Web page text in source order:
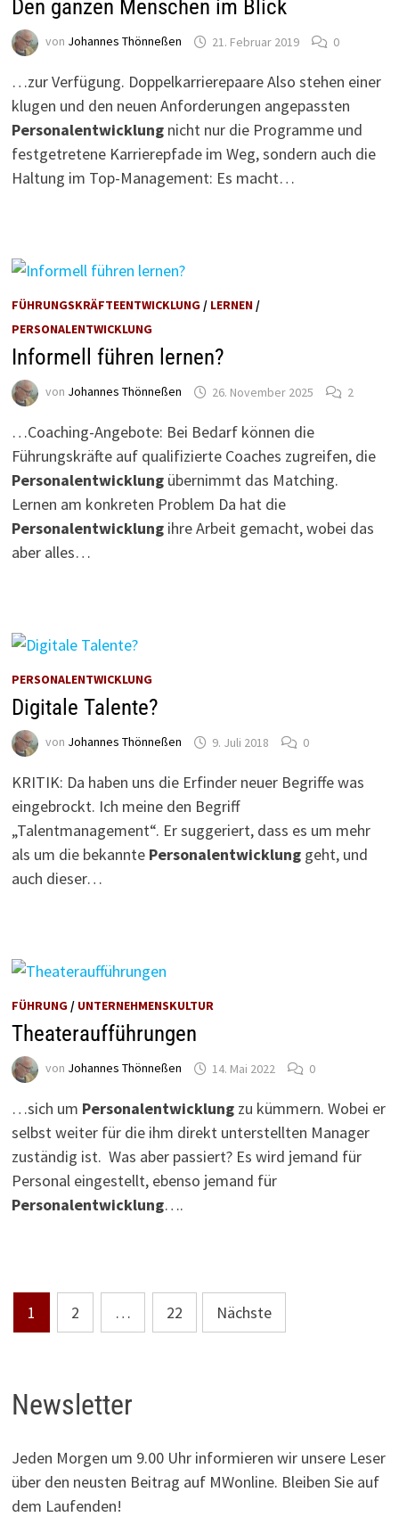
Den ganzen Menschen im Blick
von Johannes Thönneßen 21. Februar 2019 0
…zur Verfügung. Doppelkarrierepaare Also stehen einer
klugen und den neuen Anforderungen angepassten
Personalentwicklung nicht nur die Programme und
festgetretene Karrierepfade im Weg, sondern auch die
Haltung im Top-Management: Es macht…
FÜHRUNGSKRÄFTEENTWICKLUNG / LERNEN /
PERSONALENTWICKLUNG
Informell führen lernen?
von Johannes Thönneßen 26. November 2025 2
…Coaching-Angebote: Bei Bedarf können die
Führungskräfte auf qualifizierte Coaches zugreifen, die
Personalentwicklung übernimmt das Matching.
Lernen am konkreten Problem Da hat die
Personalentwicklung ihre Arbeit gemacht, wobei das
aber alles…
PERSONALENTWICKLUNG
Digitale Talente?
von Johannes Thönneßen 9. Juli 2018 0
KRITIK: Da haben uns die Erfinder neuer Begriffe was
eingebrockt. Ich meine den Begriff
„Talentmanagement“. Er suggeriert, dass es um mehr
als um die bekannte Personalentwicklung geht, und
auch dieser…
FÜHRUNG / UNTERNEHMENSKULTUR
Theateraufführungen
von Johannes Thönneßen 14. Mai 2022 0
…sich um Personalentwicklung zu kümmern. Wobei er
selbst weiter für die ihm direkt unterstellten Manager
zuständig ist. Was aber passiert? Es wird jemand für
Personal eingestellt, ebenso jemand für
Personalentwicklung….
Seitennummerierung
der
1 2 … 22 Nächste
Newsletter
Jeden Morgen um 9.00 Uhr informieren wir unsere Leser
über den neusten Beitrag auf MWonline. Bleiben Sie auf
dem Laufenden!